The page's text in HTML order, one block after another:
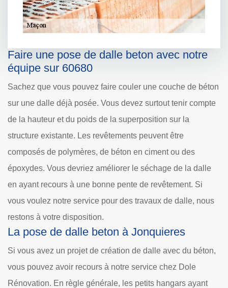
Faire une pose de dalle beton avec notre
équipe sur 60680
Sachez que vous pouvez faire couler une couche de béton
sur une dalle déjà posée. Vous devez surtout tenir compte
de la hauteur et du poids de la superposition sur la
structure existante. Les revêtements peuvent être
composés de polymères, de béton en ciment ou des
époxydes. Vous devriez améliorer le séchage de la dalle
en ayant recours à une bonne pente de revêtement. Si
vous voulez notre service pour des travaux de dalle, nous
restons à votre disposition.
La pose de dalle beton à Jonquieres
Si vous avez un projet de création de dalle avec du béton,
vous pouvez avoir recours à notre service chez Dole
Rénovation. En règle générale, les petits hangars ayant